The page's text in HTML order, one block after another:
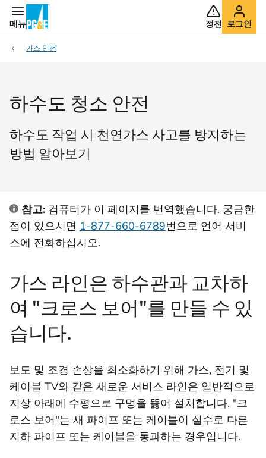
메뉴 정전 로그인
가스 안전
하수도 청소 안전
하수도 작업 시 천연가스 사고를 방지하는
방법 알아보기
참고: 컴퓨터가 이 페이지를 번역했습니다. 궁금한
점이 있으시면 1-877-660-6789번으로 언어 서비
스에 전화하십시오.
가스 라인은 하수관과 교차하
여 "크로스 보어"를 만들 수 있
습니다.
보도 및 조경 손상을 최소화하기 위해 가스, 전기 및
케이블 TV와 같은 새로운 서비스 라인은 일반적으로
지상 아래에 수평으로 구멍을 뚫어 설치합니다. "크
로스 보어"는 새 파이프 또는 케이블이 실수로 다른
지하 파이프 또는 케이블을 통과하는 경우입니다.